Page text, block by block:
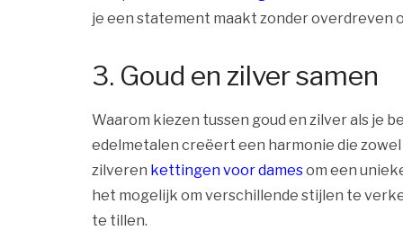
je een statement maakt zonder overdreven
3. Goud en zilver samen
Waarom kiezen tussen goud en zilver als je
edelmetalen creëert een harmonie die
zilveren kettingen voor damesom een
het mogelijk om verschillende stijlen te
te tillen.